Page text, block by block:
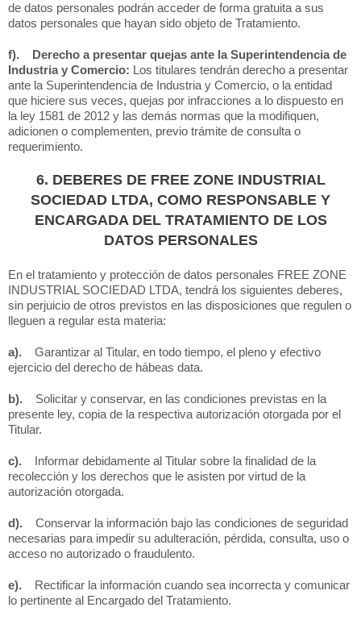
de datos personales podrán acceder de forma gratuita a sus
datos personales que hayan sido objeto de Tratamiento.
f). Derecho a presentar quejas ante la Superintendencia de
Industria y Comercio: Los titulares tendrán derecho a presentar
ante la Superintendencia de Industria y Comercio, o la entidad
que hiciere sus veces, quejas por infracciones a lo dispuesto en
la ley 1581 de 2012 y las demás normas que la modifiquen,
adicionen o complementen, previo trámite de consulta o
requerimiento.
6. DEBERES DE FREE ZONE INDUSTRIAL
SOCIEDAD LTDA, COMO RESPONSABLE Y
ENCARGADA DEL TRATAMIENTO DE LOS
DATOS PERSONALES
En el tratamiento y protección de datos personales FREE ZONE
INDUSTRIAL SOCIEDAD LTDA, tendrá los siguientes deberes,
sin perjuicio de otros previstos en las disposiciones que regulen o
lleguen a regular esta materia:
a).
Garantizar al Titular, en todo tiempo, el pleno y efectivo
ejercicio del derecho de hábeas data.
b).
Solicitar y conservar, en las condiciones previstas en la
presente ley, copia de la respectiva autorización otorgada por el
Titular.
c). Informar debidamente al Titular sobre la finalidad de la
recolección y los derechos que le asisten por virtud de la
autorización otorgada.
d). Conservar la información bajo las condiciones de seguridad
necesarias para impedir su adulteración, pérdida, consulta, uso o
acceso no autorizado o fraudulento.
e).
Rectificar la información cuando sea incorrecta y comunicar
lo pertinente al Encargado del Tratamiento.